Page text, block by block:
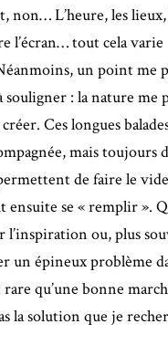
non… L’heure, les
l’écran… tout cela varie
un point me
souligner : la nature me
créer. Ces longues
mais toujours
de faire le
ensuite se « remplir ».
ou, plus
un épineux problème
qu’une bonne
la solution que je